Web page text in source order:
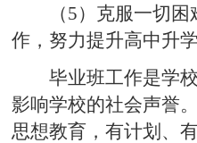
（5）克服一切
作，努力提升高中升学
毕业班工作是学
影响学校的社会声誉
思想教育，有计划、